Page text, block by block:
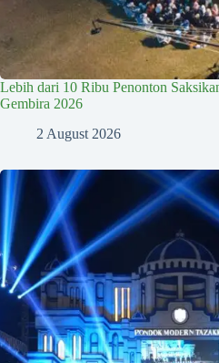
Lebih dari 10 Ribu Penonton
Gembira 2026
2 August 2026